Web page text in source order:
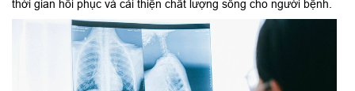
thời gian hồi phục và cải thiện chất lượng sống cho người bệnh.